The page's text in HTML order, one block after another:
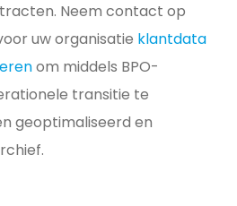
Neem contact op
uw organisatie klantdata
om middels BPO-
transitie te
geoptimaliseerd en